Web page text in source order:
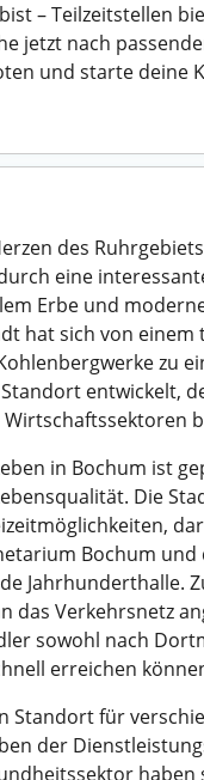
– Teilzeitstellen
jetzt nach
und starte deine
des
eine
Erbe und
hat sich von
zu
entwickelt,
Wirtschaftssektoren
in Bochum ist
Die
Bochum und
Jahrhunderthalle.
das Verkehrsnetz
sowohl nach
erreichen
Standort für
der
haben